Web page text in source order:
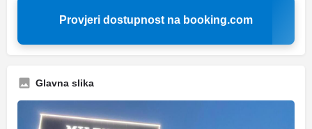
Provjeri dostupnost na booking.com
Glavna slika